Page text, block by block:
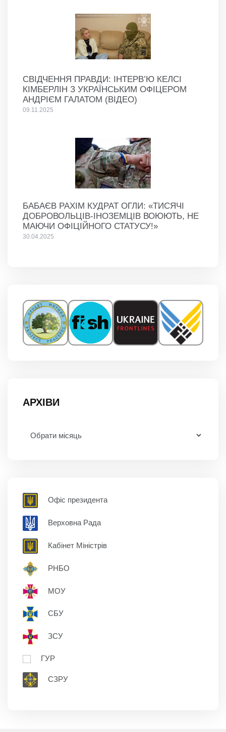
СВІДЧЕННЯ ПРАВДИ: ІНТЕРВ’Ю КЕЛСІ
КІМБЕРЛІН З УКРАЇНСЬКИМ ОФІЦЕРОМ
АНДРІЄМ ГАЛАТОМ (ВІДЕО)
09.11.2025
БАБАЄВ РАХІМ КУДРАТ ОГЛИ: «ТИСЯЧІ
ДОБРОВОЛЬЦІВ-ІНОЗЕМЦІВ ВОЮЮТЬ, НЕ
МАЮЧИ ОФІЦІЙНОГО СТАТУСУ!»
30.04.2025
АРХІВИ
Офіс президента
Верховна Рада
Кабінет Міністрів
РНБО
МОУ
СБУ
ЗСУ
ГУР
СЗРУ